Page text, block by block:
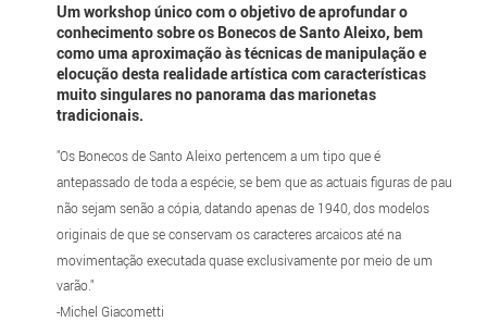
Um workshop único com o objetivo de aprofundar o
conhecimento sobre os Bonecos de Santo Aleixo, bem
como uma aproximação às técnicas de manipulação e
elocução desta realidade artística com características
muito singulares no panorama das marionetas
tradicionais.
"Os Bonecos de Santo Aleixo pertencem a um tipo que é
antepassado de toda a espécie, se bem que as actuais figuras de pau
não sejam senão a cópia, datando apenas de 1940, dos modelos
originais de que se conservam os caracteres arcaicos até na
movimentação executada quase exclusivamente por meio de um
varão."
-Michel Giacometti